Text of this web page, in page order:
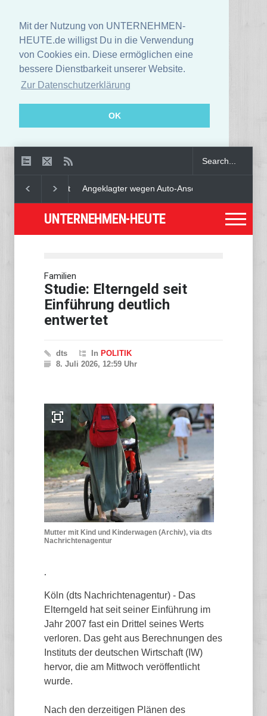
Mit der Nutzung von UNTERNEHMEN-
HEUTE.de willigst Du in die Verwendung
von Cookies ein. Diese ermöglichen eine
bessere Dienstbarkeit unserer Website.
Zur Datenschutzerklärung
OK
Angeklagter wegen Auto-Anschlag in München
UNTERNEHMEN-HEUTE
Familien
Studie: Elterngeld seit
Einführung deutlich
entwertet
dts In POLITIK
8. Juli 2026, 12:59 Uhr
Mutter mit Kind und Kinderwagen (Archiv), via dts
Nachrichtenagentur
.
Köln (dts Nachrichtenagentur) - Das
Elterngeld hat seit seiner Einführung im
Jahr 2007 fast ein Drittel seines Werts
verloren. Das geht aus Berechnungen des
Instituts der deutschen Wirtschaft (IW)
hervor, die am Mittwoch veröffentlicht
wurde.
Nach den derzeitigen Plänen des